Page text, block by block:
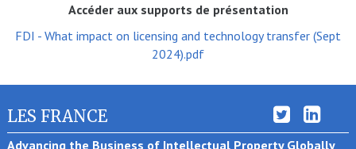
Accéder aux supports de présentation
FDI - What impact on licensing and technology transfer (Sept
2024).pdf
LES FRANCE
Advancing the Business of Intellectual Property Globally